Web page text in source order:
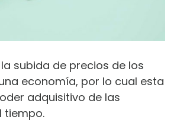
subida de precios de los
economía, por lo cual esta
adquisitivo de las
tiempo.